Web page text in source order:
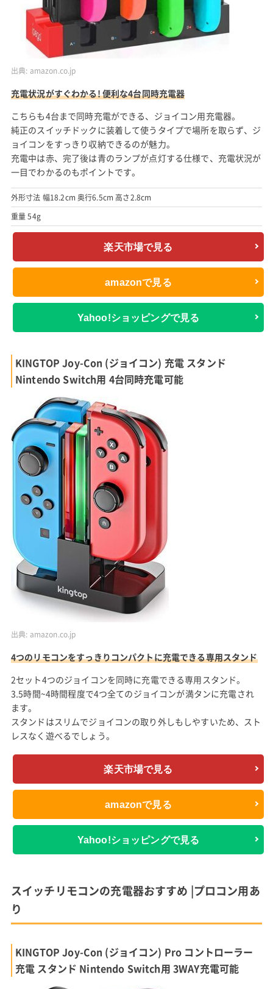
出典: amazon.co.jp
充電状況がすぐわかる! 便利な4台同時充電器
こちらも4台まで同時充電ができる、ジョイコン用充電器。
純正のスイッチドックに装着して使うタイプで場所を取らず、ジ
ョイコンをすっきり収納できるのが魅力。
充電中は赤、完了後は青のランプが点灯する仕様で、充電状況が
一目でわかるのもポイントです。
外形寸法 幅18.2cm 奥行6.5cm 高さ2.8cm
重量 54g
楽天市場で見る
amazonで見る
Yahoo!ショッピングで見る
KINGTOP Joy-Con (ジョイコン) 充電 スタンド
Nintendo Switch用 4台同時充電可能
出典: amazon.co.jp
4つのリモコンをすっきりコンパクトに充電できる専用スタンド
2セット4つのジョイコンを同時に充電できる専用スタンド。
3.5時間~4時間程度で4つ全てのジョイコンが満タンに充電され
ます。
スタンドはスリムでジョイコンの取り外しもしやすいため、スト
レスなく遊べるでしょう。
楽天市場で見る
amazonで見る
Yahoo!ショッピングで見る
スイッチリモコンの充電器おすすめ |プロコン用あ
り
KINGTOP Joy-Con (ジョイコン) Pro コントローラー
充電 スタンド Nintendo Switch用 3WAY充電可能